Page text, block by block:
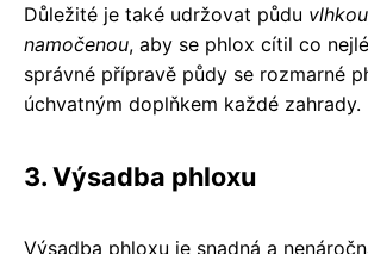
Důležité je také udržovat půdu
namočenou, aby se phlox cítil co
správné přípravě půdy se rozmarné
úchvatným doplňkem každé zahrady.
3. Výsadba phloxu
Výsadba phloxu je snadná a